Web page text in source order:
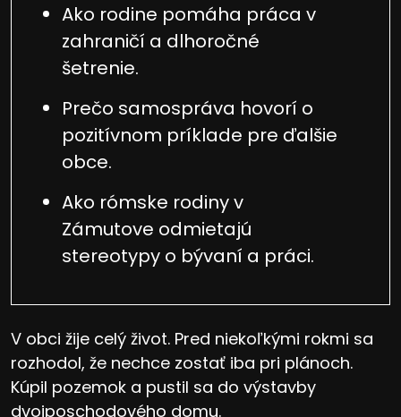
Ako rodine pomáha práca v
zahraničí a dlhoročné
šetrenie.
Prečo samospráva hovorí o
pozitívnom príklade pre ďalšie
obce.
Ako rómske rodiny v
Zámutove odmietajú
stereotypy o bývaní a práci.
V obci žije celý život. Pred niekoľkými rokmi sa
rozhodol, že nechce zostať iba pri plánoch.
Kúpil pozemok a pustil sa do výstavby
dvojposchodového domu.